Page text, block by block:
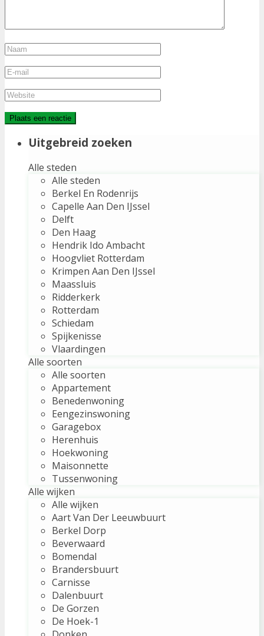
Uitgebreid zoeken
Alle steden
Alle steden
Berkel En Rodenrijs
Capelle Aan Den IJssel
Delft
Den Haag
Hendrik Ido Ambacht
Hoogvliet Rotterdam
Krimpen Aan Den IJssel
Maassluis
Ridderkerk
Rotterdam
Schiedam
Spijkenisse
Vlaardingen
Alle soorten
Alle soorten
Appartement
Benedenwoning
Eengezinswoning
Garagebox
Herenhuis
Hoekwoning
Maisonnette
Tussenwoning
Alle wijken
Alle wijken
Aart Van Der Leeuwbuurt
Berkel Dorp
Beverwaard
Bomendal
Brandersbuurt
Carnisse
Dalenbuurt
De Gorzen
De Hoek-1